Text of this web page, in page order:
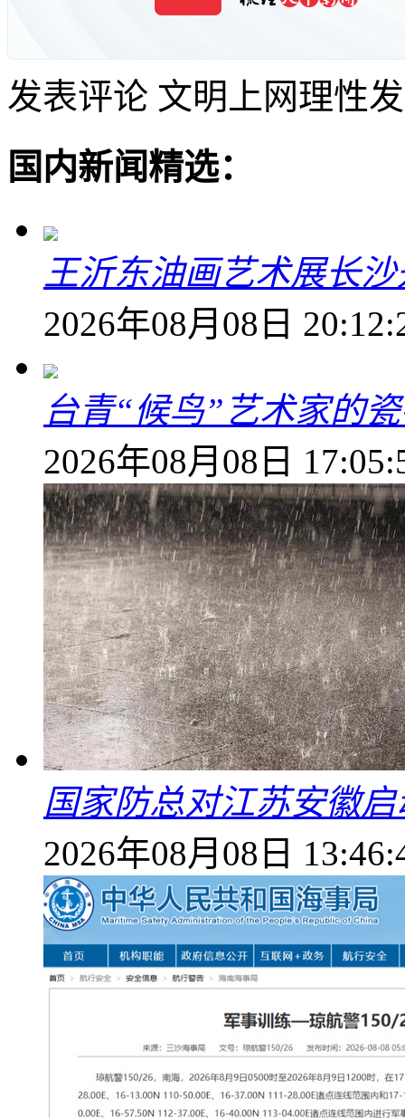
发表评论 文明上网理性
国内新闻精选：
王沂东油画艺术展长
2026年08月08日
台青“候鸟”艺术家的
2026年08月08日
国家防总对江苏安徽
2026年08月08日